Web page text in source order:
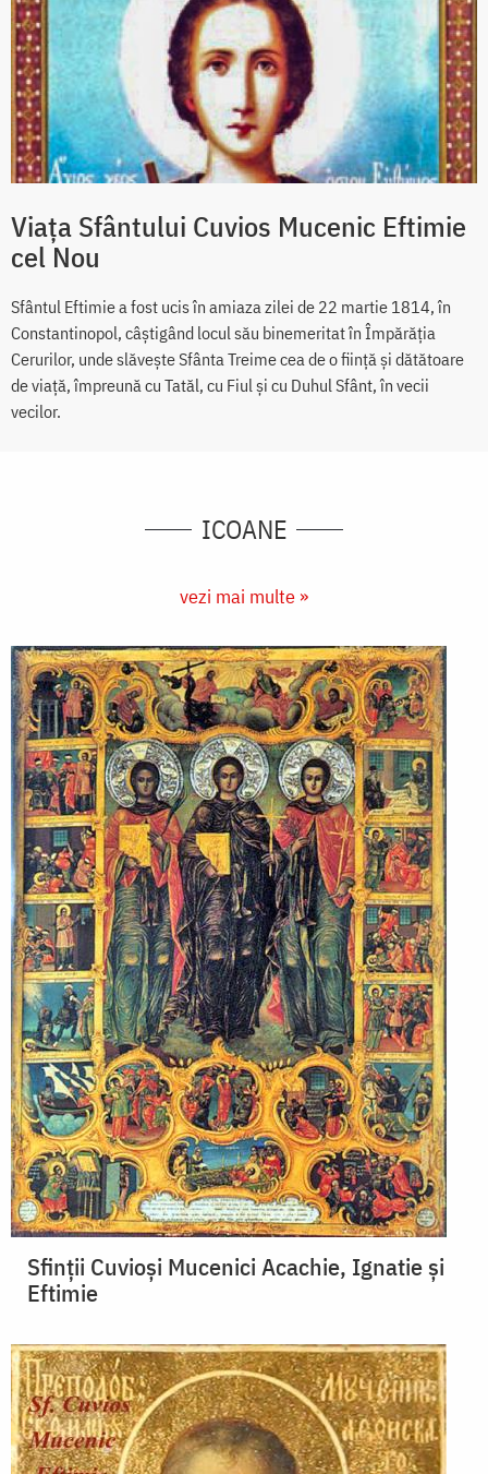
Viața Sfântului Cuvios Mucenic Eftimie
cel Nou
Sfântul Eftimie a fost ucis în amiaza zilei de 22 martie 1814, în
Constantinopol, câștigând locul său binemeritat în Împărăția
Cerurilor, unde slăvește Sfânta Treime cea de o ființă și dătătoare
de viață, împreună cu Tatăl, cu Fiul și cu Duhul Sfânt, în vecii
vecilor.
ICOANE
vezi mai multe »
Sfinții Cuvioși Mucenici Acachie, Ignatie și
Eftimie